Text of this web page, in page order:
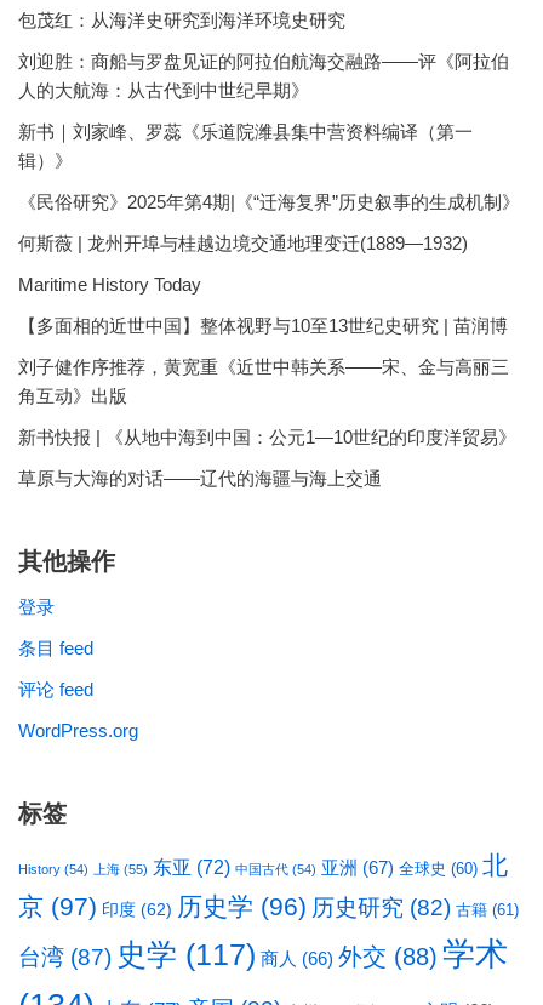
包茂红：从海洋史研究到海洋环境史研究
刘迎胜：商船与罗盘见证的阿拉伯航海交融路——评《阿拉伯
人的大航海：从古代到中世纪早期》
新书｜刘家峰、罗蕊《乐道院潍县集中营资料编译（第一
辑）》
《民俗研究》2025年第4期|《“迁海复界”历史叙事的生成机制》
何斯薇 | 龙州开埠与桂越边境交通地理变迁(1889—1932)
Maritime History Today
【多面相的近世中国】整体视野与10至13世纪史研究 | 苗润博
刘子健作序推荐，黄宽重《近世中韩关系——宋、金与高丽三
角互动》出版
新书快报 | 《从地中海到中国：公元1—10世纪的印度洋贸易》
草原与大海的对话——辽代的海疆与海上交通
其他操作
登录
条目 feed
评论 feed
WordPress.org
标签
History (54) 上海 (55) 东亚 (72) 中国古代 (54) 亚洲 (67) 全球史 (60) 北
京 (97) 印度 (62) 历史学 (96) 历史研究 (82) 古籍 (61)
台湾 (87) 史学 (117) 商人 (66) 外交 (88) 学术